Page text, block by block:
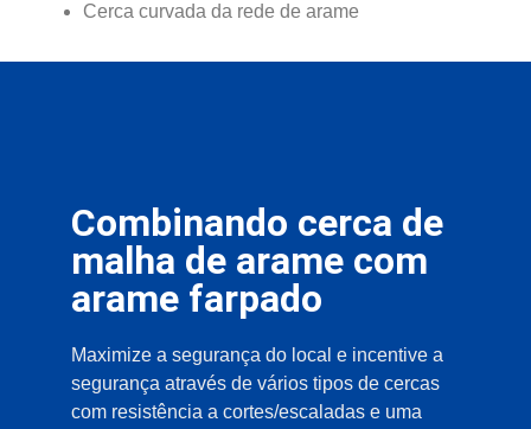
Cerca curvada da rede de arame
Combinando cerca de
malha de arame com
arame farpado
Maximize a segurança do local e incentive a
segurança através de vários tipos de cercas
com resistência a cortes/escaladas e uma